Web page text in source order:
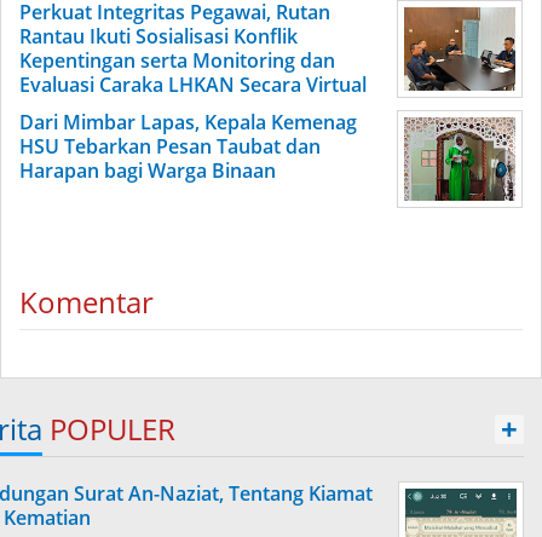
Perkuat Integritas Pegawai, Rutan
Rantau Ikuti Sosialisasi Konflik
Kepentingan serta Monitoring dan
Evaluasi Caraka LHKAN Secara Virtual
Dari Mimbar Lapas, Kepala Kemenag
HSU Tebarkan Pesan Taubat dan
Harapan bagi Warga Binaan
Komentar
POPULER +
Surat An-Naziat, Tentang Kiamat